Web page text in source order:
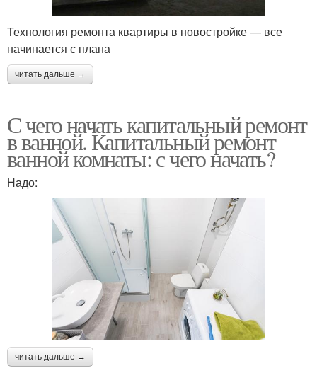
Технология ремонта квартиры в новостройке — все
начинается с плана
читать дальше →
С чего начать капитальный ремонт
в ванной. Капитальный ремонт
ванной комнаты: с чего начать?
Надо:
читать дальше →